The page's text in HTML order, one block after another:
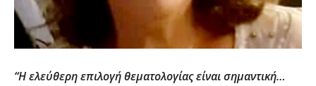
“Η ελεύθερη επιλογή θεματολογίας είναι σημαντική…